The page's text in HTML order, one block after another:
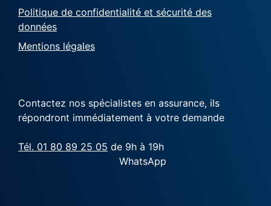
Politique de confidentialité et sécurité des
données
Mentions légales
Contactez nos spécialistes en assurance, ils
répondront immédiatement à votre demande
Tél. 01 80 89 25 05 de 9h à 19h
WhatsApp